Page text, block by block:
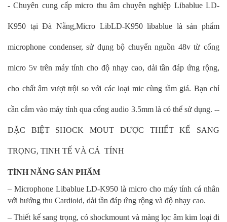
- Chuyên cung cấp micro thu âm chuyên nghiệp Libablue LD-
K950 tại Đà Nẵng,Micro LibLD-K950 libablue là sản phẩm
microphone condenser, sử dụng bộ chuyển nguồn 48v từ cổng
micro 5v trên máy tính cho độ nhạy cao, dải tần đáp ứng rộng,
cho chất âm vượt trội so với các loại mic cùng tầm giá. Bạn chỉ
cần cắm vào máy tính qua cổng audio 3.5mm là có thể sử dụng. --
ĐẶC BIỆT SHOCK MOUT ĐƯỢC THIẾT KẾ SANG
TRỌNG, TINH TẾ VÀ CÁ TÍNH
TÍNH NĂNG SẢN PHẨM
– Microphone Libablue LD-K950 là micro cho máy tính cá nhân
với hướng thu Cardioid, dải tần đáp ứng rộng và độ nhạy cao.
– Thiết kế sang trọng, có shockmount và màng lọc âm kim loại đi